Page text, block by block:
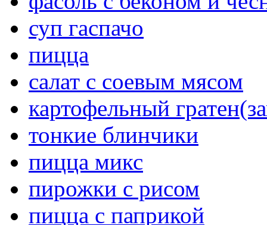
суп гаспачо
пицца
салат с соевым мясом
картофельный
тонкие блинчики
пицца микс
пирожки с рисом
пицца с паприкой